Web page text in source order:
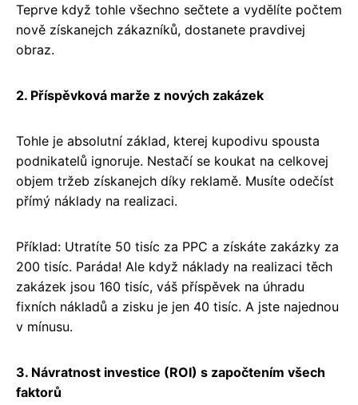
Teprve když tohle všechno sečtete a vydělíte počtem
nově získanejch zákazníků, dostanete pravdivej
obraz.
2. Příspěvková marže z nových zakázek
Tohle je absolutní základ, kterej kupodivu spousta
podnikatelů ignoruje. Nestačí se koukat na celkovej
objem tržeb získanejch díky reklamě. Musíte odečíst
přímý náklady na realizaci.
Příklad: Utratíte 50 tisíc za PPC a získáte zakázky za
200 tisíc. Paráda! Ale když náklady na realizaci těch
zakázek jsou 160 tisíc, váš příspěvek na úhradu
fixních nákladů a zisku je jen 40 tisíc. A jste najednou
v mínusu.
3. Návratnost investice (ROI) s započtením všech
faktorů